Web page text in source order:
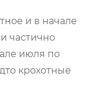
и в начале
частично
июля по
крохотные